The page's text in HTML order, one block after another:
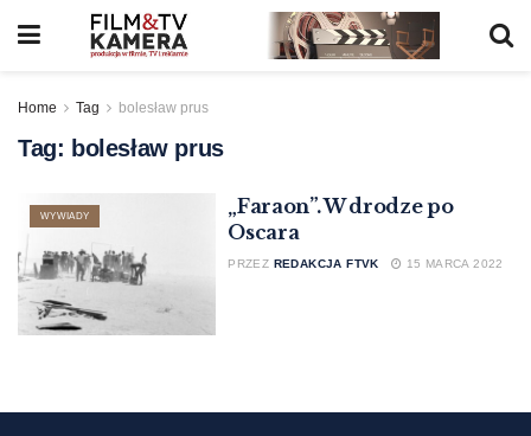
Home Tag bolesław prus
Tag: bolesław prus
WYWIADY
„Faraon”. W drodze po
Oscara
PRZEZ REDAKCJA FTVK 15 MARCA 2022